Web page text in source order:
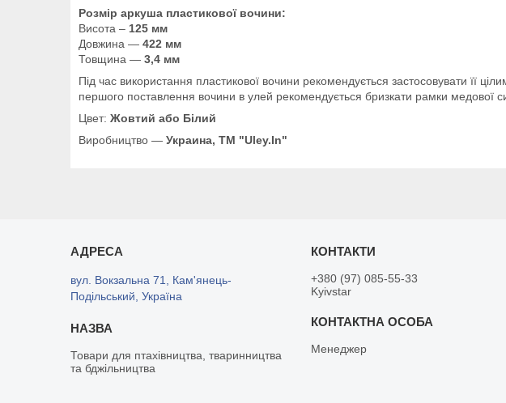
Розмір аркуша пластикової вочини:
Висота – 125 мм
Довжина — 422 мм
Товщина — 3,4 мм
Під час використання пластикової вочини рекомендується застосовувати її
першого поставлення вочини в улей рекомендується бризкати рамки медової
Цвет: Жовтий або Білий
Виробництво — Украина, ТМ "Uley.In"
вул. Вокзальна 71, Кам'янець-
Подільський, Україна
Товари для птахівництва, тваринництва
та бджільництва
+380 (97) 085-55-33
Kyivstar
Менеджер